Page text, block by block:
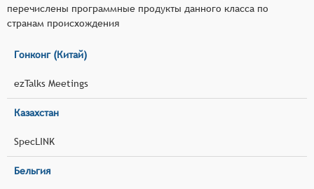
перечислены программные продукты данного класса по
странам происхождения
Гонконг (Китай)
ezTalks Meetings
Казахстан
SpecLINK
Бельгия